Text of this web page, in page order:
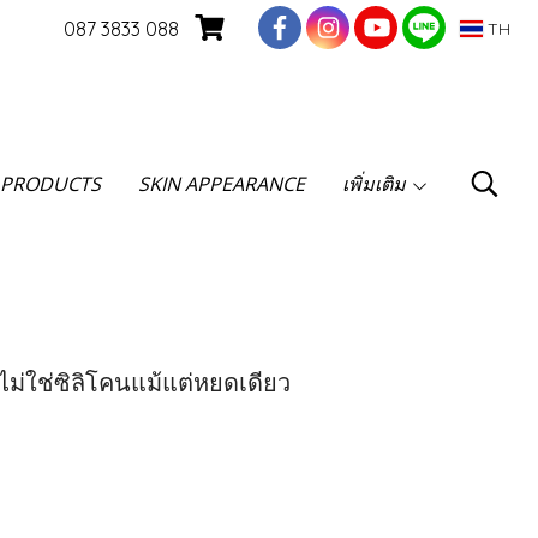
087 3833 088 TH
SKIN APPEARANCE เพิ่มเติม
ไม่ใช่ซิลิโคนแม้แต่หยดเดียว